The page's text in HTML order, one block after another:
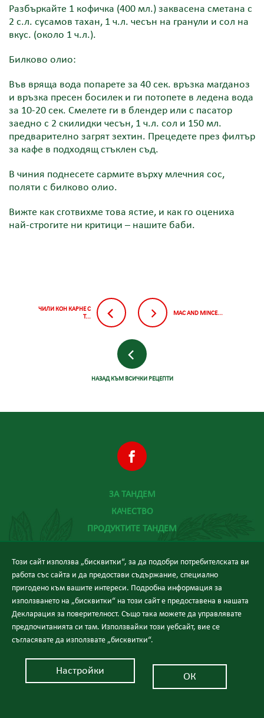
Разбъркайте 1 кофичка (400 мл.) заквасена сметана с
2 с.л. сусамов тахан, 1 ч.л. чесън на гранули и сол на
вкус. (около 1 ч.л.).
Билково олио:
Във вряща вода попарете за 40 сек. връзка магданоз
и връзка пресен босилек и ги потопете в ледена вода
за 10-20 сек. Смелете ги в блендер или с пасатор
заедно с 2 скилидки чесън, 1 ч.л. сол и 150 мл.
предварително загрят зехтин. Прецедете през филтър
за кафе в подходящ стъклен съд.
В чиния поднесете сармите върху млечния сос,
поляти с билково олио.
Вижте как сготвихме това ястие, и как го оцениха
най-строгите ни критици – нашите баби.
ЧИЛИ КОН КАРНЕ С
Т...
MAC AND MINCE...
НАЗАД КЪМ ВСИЧКИ РЕЦЕПТИ
ЗА ТАНДЕМ
КАЧЕСТВО
ПРОДУКТИТЕ ТАНДЕМ
НОВИНИ
КОНТАКТИ
Силата на добрата храна
Този сайт използва „бисквитки“, за да подобри потребителската ви
работа със сайта и да предостави съдържание, специално
пригодено към вашите интереси. Подробна информация за
използването на „бисквитки“ на този сайт е предоставена в нашата
Декларация за поверителност. Също така можете да управлявате
предпочитанията си там. Използвайки този уебсайт, вие се
съгласявате да използвате „бисквитки“.
Настройки
ОК